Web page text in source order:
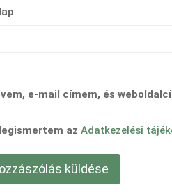
e-mail címem, és
az Adatkezelési